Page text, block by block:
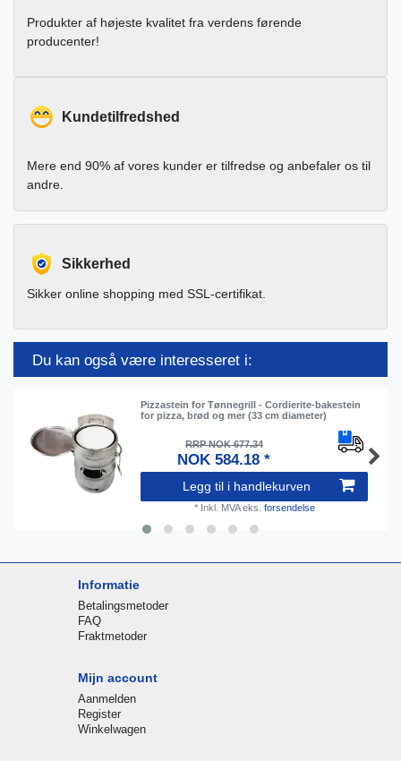
Produkter af højeste kvalitet fra verdens førende
producenter!
Kundetilfredshed
Mere end 90% af vores kunder er tilfredse og anbefaler os til
andre.
Sikkerhed
Sikker online shopping med SSL-certifikat.
Du kan også være interesseret i:
Pizzastein for Tønnegrill - Cordierite-bakestein
for pizza, brød og mer (33 cm diameter)
RRP NOK 677.34
NOK 584.18 *
Legg til i handlekurven
* Inkl. MVAeks. forsendelse
Informatie
Betalingsmetoder
FAQ
Fraktmetoder
Mijn account
Aanmelden
Register
Winkelwagen